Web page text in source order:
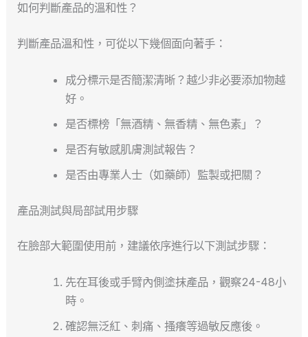
如何判斷產品的溫和性？
判斷產品溫和性，可從以下幾個面向著手：
成分標示是否簡潔清晰？越少非必要添加物越
好。
是否標榜「無酒精、無香精、無色素」？
是否有敏感肌膚測試報告？
是否由專業人士（如藥師）監製或把關？
產品測試與局部試用步驟
在臉部大範圍使用前，建議依序進行以下測試步驟：
先在耳後或手臂內側塗抹產品，觀察24-48小
時。
確認無泛紅、刺痛、搔癢等過敏反應後。